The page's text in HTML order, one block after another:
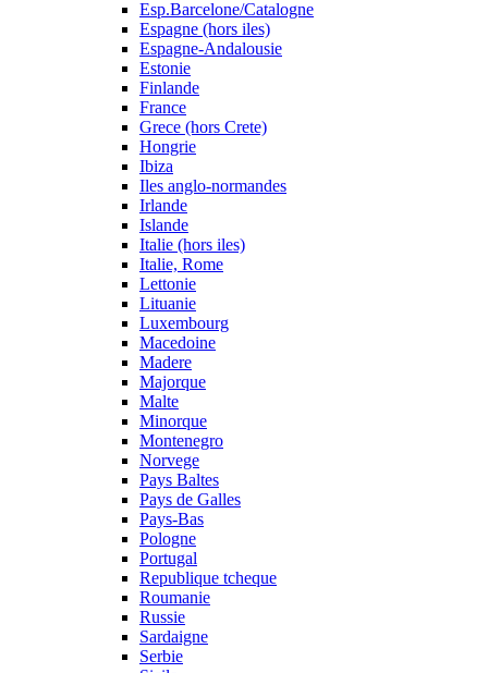
Esp.Barcelone/Catalogne
Espagne (hors iles)
Espagne-Andalousie
Estonie
Finlande
France
Grece (hors Crete)
Hongrie
Ibiza
Iles anglo-normandes
Irlande
Islande
Italie (hors iles)
Italie, Rome
Lettonie
Lituanie
Luxembourg
Macedoine
Madere
Majorque
Malte
Minorque
Montenegro
Norvege
Pays Baltes
Pays de Galles
Pays-Bas
Pologne
Portugal
Republique tcheque
Roumanie
Russie
Sardaigne
Serbie